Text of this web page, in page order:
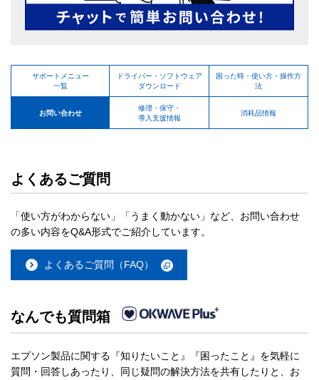
サポートメニュー
一覧
ドライバー・ソフトウェア
ダウンロード
困った時・使い方・操作方
法
お問い合わせ
修理・保守・
導入支援情報
消耗品情報
よくあるご質問
「使い方がわからない」「うまく動かない」など、お問い合わせ
の多い内容をQ&A形式でご紹介しています。
よくあるご質問（FAQ）
なんでも質問箱
エプソン製品に関する『知りたいこと』『困ったこと』を気軽に
質問・回答しあったり、同じ疑問の解決方法を共有したりと、お